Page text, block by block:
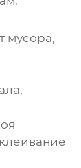
мусора,